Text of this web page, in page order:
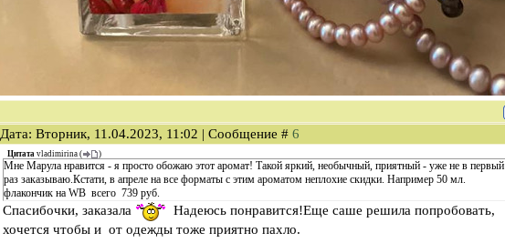
Дата: Вторник, 11.04.2023, 11:02 | Сообщение # 6
Цитата vladimirina ( )
Мне Марула нравится - я просто обожаю этот аромат! Такой яркий, необычный, приятный - уже не в первый
раз заказываю.Кстати, в апреле на все форматы с этим ароматом неплохие скидки. Например 50 мл.
флакончик на WB всего 739 руб.
Спасибочки, заказала
Надеюсь понравится!Еще саше решила попробовать,
хочется чтобы и от одежды тоже приятно пахло.